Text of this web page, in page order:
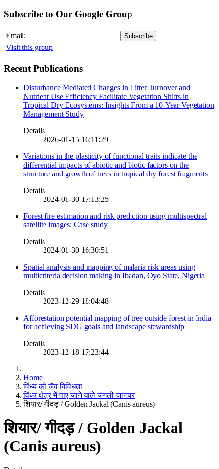
Subscribe to Our Google Group
Email:
Visit this group
Recent Publications
Disturbance Mediated Changes in Litter Turnover and
Nutrient Use Efficiency Facilitate Vegetation Shifts in
Tropical Dry Ecosystems: Insights From a 10-Year Vegetation
Management Study
Details
2026-01-15 16:11:29
Variations in the plasticity of functional traits indicate the
differential impacts of abiotic and biotic factors on the
structure and growth of trees in tropical dry forest fragments
Details
2024-01-30 17:13:25
Forest fire estimation and risk prediction using multispectral
satellite images: Case study
Details
2024-01-30 16:30:51
Spatial analysis and mapping of malaria risk areas using
multicriteria decision making in Ibadan, Oyo State, Nigeria
Details
2023-12-29 18:04:48
Afforestation potential mapping of tree outside forest in India
for achieving SDG goals and landscape stewardship
Details
2023-12-18 17:23:44
Home
विंध्य की जैव विविधता
विंध्य क्षेत्र में पाए जाने वाले जंगली जानवर
शियार/ गीदड़ / Golden Jackal (Canis aureus)
शियार/ गीदड़ / Golden Jackal
(Canis aureus)